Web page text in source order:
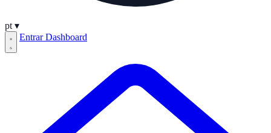
pt ▾
EntrarDashboard